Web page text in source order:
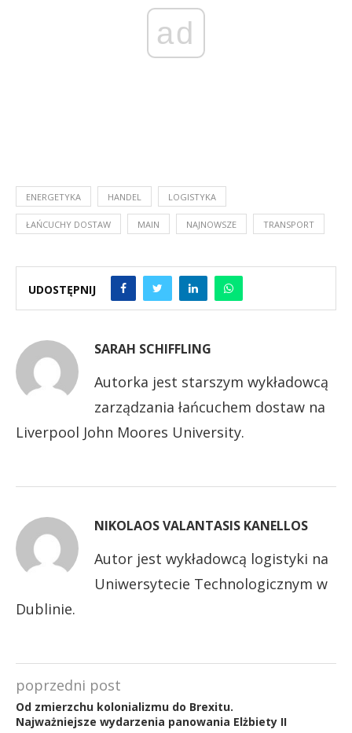
ad
ENERGETYKA HANDEL LOGISTYKA
ŁAŃCUCHY DOSTAW MAIN NAJNOWSZE TRANSPORT
UDOSTĘPNIJ
SARAH SCHIFFLING
Autorka jest starszym wykładowcą
zarządzania łańcuchem dostaw na
Liverpool John Moores University.
NIKOLAOS VALANTASIS KANELLOS
Autor jest wykładowcą logistyki na
Uniwersytecie Technologicznym w
Dublinie.
poprzedni post
Od zmierzchu kolonializmu do Brexitu.
Najważniejsze wydarzenia panowania Elżbiety II